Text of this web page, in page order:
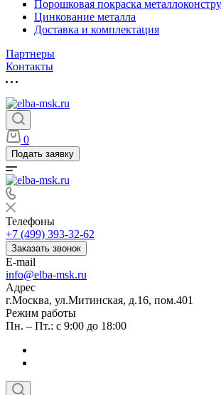
Порошковая покраска
Цинкование металла
Доставка и комплектация
Партнеры
Контакты
0
Подать заявку
Телефоны
+7 (499) 393-32-62
Заказать звонок
E-mail
info@elba-msk.ru
Адрес
г.Москва, ул.Митинская, д.16, пом.401
Режим работы
Пн. – Пт.: с 9:00 до 18:00